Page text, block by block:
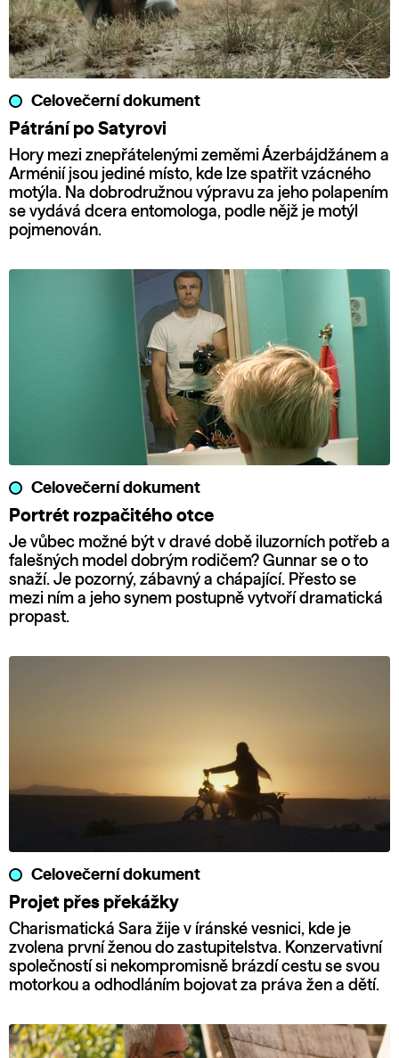
Celovečerní dokument
Pátrání po Satyrovi
Hory mezi znepřátelenými zeměmi Ázerbájdžánem a
Arménií jsou jediné místo, kde lze spatřit vzácného
motýla. Na dobrodružnou výpravu za jeho polapením
se vydává dcera entomologa, podle nějž je motýl
pojmenován.
Celovečerní dokument
Portrét rozpačitého otce
Je vůbec možné být v dravé době iluzorních potřeb a
falešných model dobrým rodičem? Gunnar se o to
snaží. Je pozorný, zábavný a chápající. Přesto se
mezi ním a jeho synem postupně vytvoří dramatická
propast.
Celovečerní dokument
Projet přes překážky
Charismatická Sara žije v íránské vesnici, kde je
zvolena první ženou do zastupitelstva. Konzervativní
společností si nekompromisně brázdí cestu se svou
motorkou a odhodláním bojovat za práva žen a dětí.